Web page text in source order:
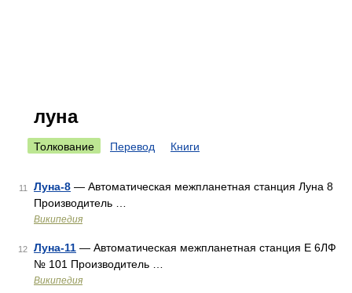
луна
Толкование Перевод Книги
11 Луна-8 — Автоматическая межпланетная станция Луна 8
Производитель …
Википедия
12 Луна-11 — Автоматическая межпланетная станция Е 6ЛФ
№ 101 Производитель …
Википедия